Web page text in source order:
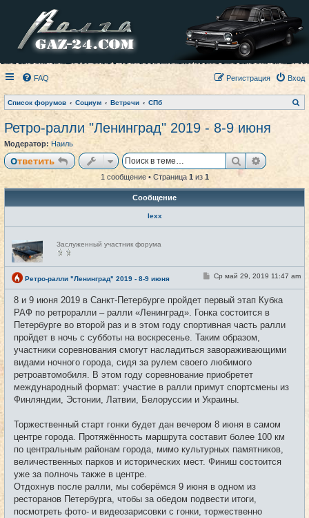
FAQ Вход
Регистрация
Список форумов Социум Встречи СПб
о
Ретро-ралли "Ленинград" 2019 - 8-9 июня
Модератор: Наиль
Ответить Поиск
1 сообщение • Страница 1из 1
Сообщение
lexx
е
в
с
е
т
и
Заслуженный участник форума
Ретро-ралли "Ленинград" 2019 - 8-9 июня #1
С
о
б
е
н
е
Ср май 29, 2019 11:47 am
8 и 9 июня 2019 в Санкт-Петербурге пройдет первый этап Кубка
РАФ по ретроралли – ралли «Ленинград». Гонка состоится в
Петербурге во второй раз и в этом году спортивная часть ралли
пройдет в ночь с субботы на воскресенье. Таким образом,
участники соревнования смогут насладиться завораживающими
видами ночного города, сидя за рулем своего любимого
ретроавтомобиля. В этом году соревнование приобретет
международный формат: участие в ралли примут спортсмены из
Финляндии, Эстонии, Латвии, Белоруссии и Украины.
Торжественный старт гонки будет дан вечером 8 июня в самом
центре города. Протяжённость маршрута составит более 100 км
по центральным районам города, мимо культурных памятников,
величественных парков и исторических мест. Финиш состоится
уже за полночь также в центре.
Отдохнув после ралли, мы соберёмся 9 июня в одном из
ресторанов Петербурга, чтобы за обедом подвести итоги,
посмотреть фото- и видеозарисовки с гонки, торжественно